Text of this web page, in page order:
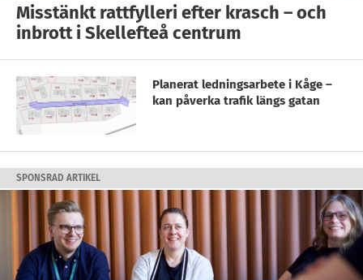
Misstänkt rattfylleri efter krasch – och
inbrott i Skellefteå centrum
Planerat ledningsarbete i Kåge –
kan påverka trafik längs gatan
SPONSRAD ARTIKEL